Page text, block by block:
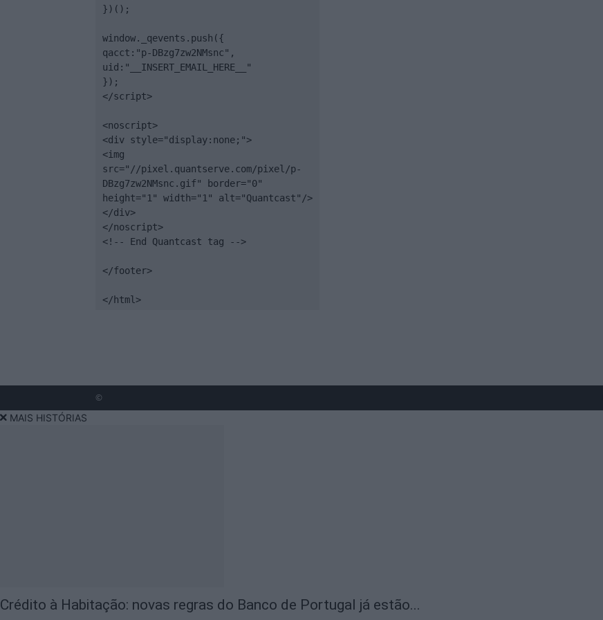
})();
window._qevents.push({
qacct:"p-DBzg7zw2NMsnc",
uid:"__INSERT_EMAIL_HERE__"
});
</script>
<noscript>
<div style="display:none;">
<img
src="//pixel.quantserve.com/pixel/p-
DBzg7zw2NMsnc.gif" border="0"
height="1" width="1" alt="Quantcast"/>
</div>
</noscript>
<!-- End Quantcast tag -->
</footer>
</html>
©
MAIS HISTÓRIAS
Crédito à Habitação: novas regras do Banco de Portugal já estão...